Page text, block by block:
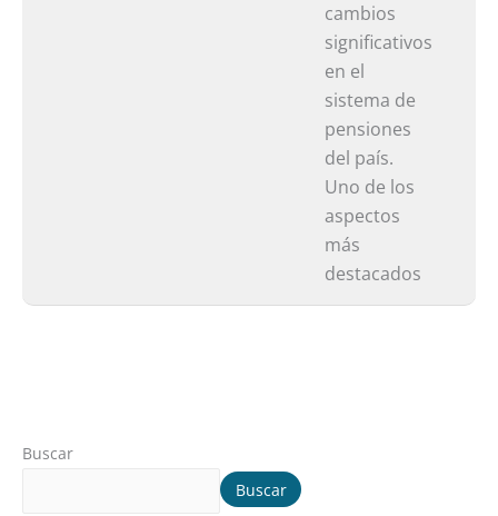
Buscar
Buscar
cambios
significativos
en el
sistema de
pensiones
del país.
Uno de los
aspectos
más
destacados